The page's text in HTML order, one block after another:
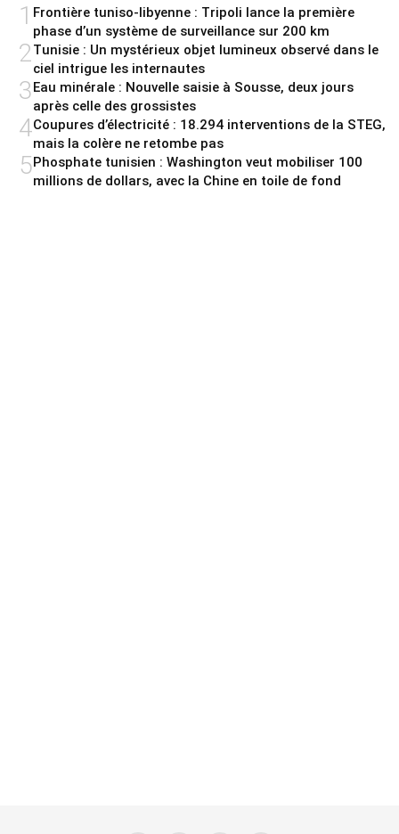
1 Frontière tuniso-libyenne : Tripoli lance la première
phase d’un système de surveillance sur 200 km
2Tunisie : Un mystérieux objet lumineux observé dans le
ciel intrigue les internautes
3Eau minérale : Nouvelle saisie à Sousse, deux jours
après celle des grossistes
4Coupures d’électricité : 18.294 interventions de la STEG,
mais la colère ne retombe pas
5Phosphate tunisien : Washington veut mobiliser 100
millions de dollars, avec la Chine en toile de fond